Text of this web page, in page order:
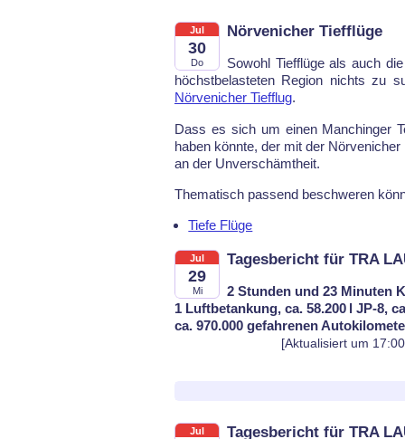
Jul
30
Do
Nörvenicher Tiefflüge
So­wohl Tief­flü­ge als auch
höchst­be­las­te­ten Re­gi­on nichts zu
Nör­ve­ni­cher Tief­flug.
Dass es sich um einen Man­chin­ger
ha­ben könn­te, der mit der
an der Un­ver­schämt­heit.
The­ma­tisch pas­send be­schwe­ren
Tiefe Flüge
Jul
29
Mi
Tagesbericht für TRA
2 Stunden und 23 Minuten
1 Luftbetankung, ca. 58.200 l JP-8,
ca. 970.000 gefahrenen
[Aktualisiert um
Jul Tagesbericht für TRA